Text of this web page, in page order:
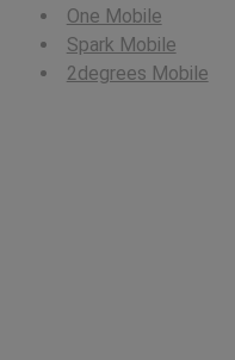
One Mobile
Spark Mobile
2degrees Mobile